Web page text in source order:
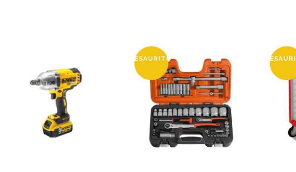
ESAURITO